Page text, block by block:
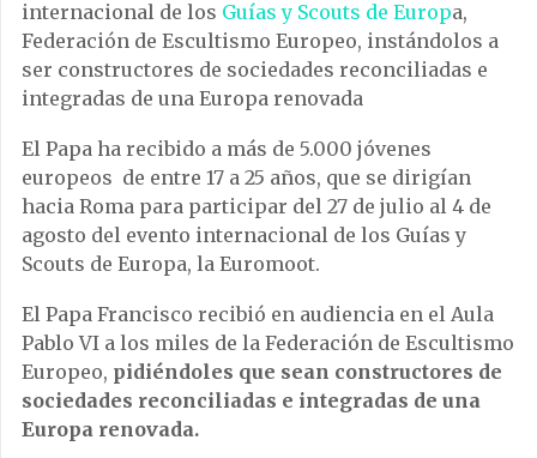
internacional de los Guías y Scouts de Europa,
Federación de Escultismo Europeo, instándolos a
ser constructores de sociedades reconciliadas e
integradas de una Europa renovada
El Papa ha recibido a más de 5.000 jóvenes
europeos de entre 17 a 25 años, que se dirigían
hacia Roma para participar del 27 de julio al 4 de
agosto del evento internacional de los Guías y
Scouts de Europa, la Euromoot.
El Papa Francisco recibió en audiencia en el Aula
Pablo VI a los miles de la Federación de Escultismo
Europeo, pidiéndoles que sean constructores de
sociedades reconciliadas e integradas de una
Europa renovada.